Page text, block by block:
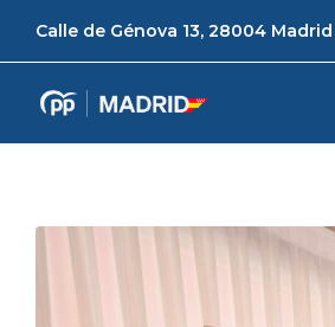
Calle de Génova 13, 28004 Madrid